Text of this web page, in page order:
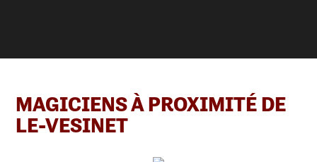
MAGICIENS À PROXIMITÉ DE
LE-VESINET